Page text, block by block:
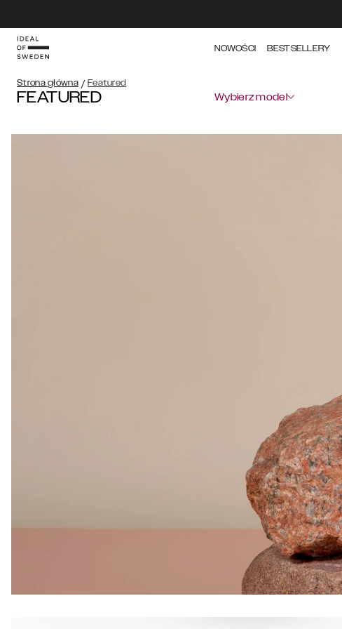
NOWOŚCI BESTSELLERY
Strona główna / Featured
FEATURED Wybierz model